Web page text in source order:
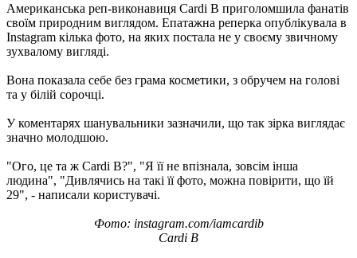
Американська реп-виконавиця Cardi B приголомшила фанатів
своїм природним виглядом. Епатажна реперка опублікувала в
Instagram кілька фото, на яких постала не у своєму звичному
зухвалому вигляді.
Вона показала себе без грама косметики, з обручем на голові
та у білій сорочці.
У коментарях шанувальники зазначили, що так зірка виглядає
значно молодшою.
"Ого, це та ж Cardi B?", "Я її не впізнала, зовсім інша
людина", "Дивлячись на такі її фото, можна повірити, що їй
29", - написали користувачі.
Фото: instagram.com/iamcardib
Cardi B